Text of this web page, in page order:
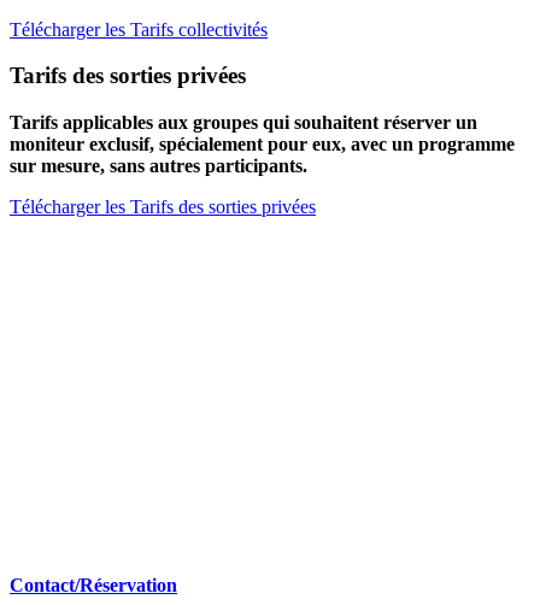
Télécharger les Tarifs collectivités
Tarifs des sorties privées
Tarifs applicables aux groupes qui souhaitent réserver un
moniteur exclusif, spécialement pour eux, avec un programme
sur mesure, sans autres participants.
Télécharger les Tarifs des sorties privées
Contact/Réservation